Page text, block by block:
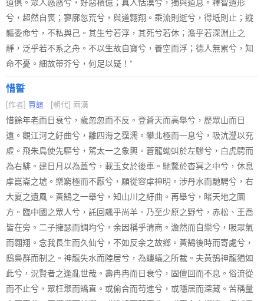
道俱。眾人惑惑兮，好惡積億；真人恬漠兮，獨與道息。釋智遺形
兮，超然自喪；寥廓忽荒兮，與道翱翔。乘流則逝兮，得坻則止；縱
軀委命兮，不私與己。其生兮若浮，其死兮若休；澹乎若深淵止之
靜，泛乎若不系之舟。不以生故自寶兮，養空而浮；德人無累兮，知
命不憂。細故蒂芥兮，何足以疑！”
惜誓
[作者] 賈誼 [朝代] 兩漢
惜餘年老而日衰兮，歲忽忽而不反。登蒼天而高舉兮，歷眾山而日
遠。觀江河之紆曲兮，離四海之霑濡。攀北極而一息兮，吸沆瀣以充
虛。飛朱鳥使先驅兮，駕太一之象輿。蒼龍蚴虯於左驂兮，白虎騁而
為右騑。建日月以為蓋兮，載玉女於後車。馳騖於杳冥之中兮，休息
虖崑崙之墟。樂窮極而不厭兮，願從容虖神明。涉丹水而馳騁兮，右
大夏之遺風。黃鵠之一舉兮，知山川之紆曲。再舉兮，睹天地之圜
方。臨中國之眾人兮，託回飆乎尚羊。乃至少原之野兮，赤松、王喬
皆在旁。二子擁瑟而調均兮，余因稱乎清商。澹然而自樂兮，吸眾氣
而翱翔。念我長生而久仙兮，不如反余之故鄉。黃鵠後時而寄處兮，
鴟梟群而制之。神龍失水而陸居兮，為螻蟻之所裁。夫黃鵠神龍猶如
此兮，況賢者之逢亂世哉。壽冉冉而日衰兮，固儃回而不息。俗流從
而不止兮，眾枉聚而矯直。或偷合而苟進兮，或隱居而深藏。苦稱量